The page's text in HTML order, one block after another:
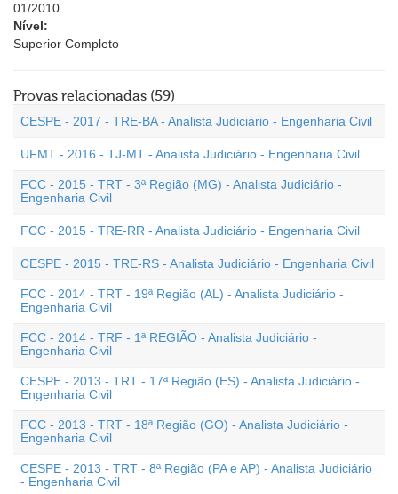
01/2010
Nível:
Superior Completo
Provas relacionadas (59)
CESPE - 2017 - TRE-BA - Analista Judiciário - Engenharia Civil
UFMT - 2016 - TJ-MT - Analista Judiciário - Engenharia Civil
FCC - 2015 - TRT - 3ª Região (MG) - Analista Judiciário -
Engenharia Civil
FCC - 2015 - TRE-RR - Analista Judiciário - Engenharia Civil
CESPE - 2015 - TRE-RS - Analista Judiciário - Engenharia Civil
FCC - 2014 - TRT - 19ª Região (AL) - Analista Judiciário -
Engenharia Civil
FCC - 2014 - TRF - 1ª REGIÃO - Analista Judiciário -
Engenharia Civil
CESPE - 2013 - TRT - 17ª Região (ES) - Analista Judiciário -
Engenharia Civil
FCC - 2013 - TRT - 18ª Região (GO) - Analista Judiciário -
Engenharia Civil
CESPE - 2013 - TRT - 8ª Região (PA e AP) - Analista Judiciário
- Engenharia Civil